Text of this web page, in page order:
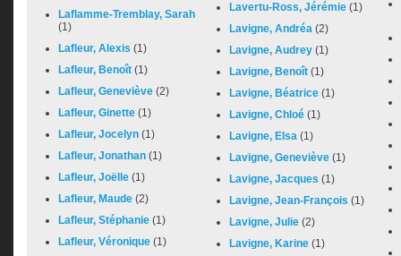
Laflamme-Tremblay, Sarah
(1)
Lafleur, Alexis (1)
Lafleur, Benoît (1)
Lafleur, Geneviève (2)
Lafleur, Ginette (1)
Lafleur, Jocelyn (1)
Lafleur, Jonathan (1)
Lafleur, Joëlle (1)
Lafleur, Maude (2)
Lafleur, Stéphanie (1)
Lafleur, Véronique (1)
Lavertu-Ross, Jérémie (1)
Lavigne, Andréa (2)
Lavigne, Audrey (1)
Lavigne, Benoît (1)
Lavigne, Béatrice (1)
Lavigne, Chloé (1)
Lavigne, Elsa (1)
Lavigne, Geneviève (1)
Lavigne, Jacques (1)
Lavigne, Jean-François (1)
Lavigne, Julie (2)
Lavigne, Karine (1)